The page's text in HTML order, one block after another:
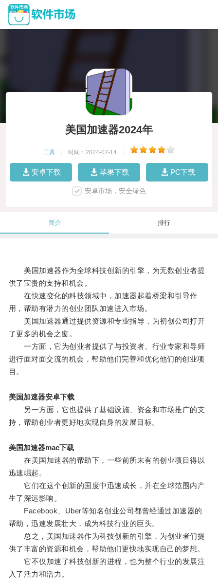
美国加速器2024年
工具 时间：2024-07-14
安卓下载 苹果下载 PC下载
安卓市场，安全绿色
简介 排行
美国加速器作为全球科技创新的引擎，为无数创业者提
供了宝贵的支持和机会。
在快速变化的科技领域中，加速器起着桥梁和引导作
用，帮助有潜力的创业团队加速进入市场。
美国加速器通过提供资源和专业指导，为初创公司打开
了更多的机会之窗。
一方面，它为创业者提供了与投资者、行业专家和导师
进行面对面交流的机会，帮助他们完善和优化他们的创业项
目。
美国加速器安卓下载
另一方面，它也提供了基础设施、资金和市场推广的支
持，帮助创业者更好地实现自身的发展目标。
美国加速器mac下载
在美国加速器的帮助下，一些前所未有的创业项目得以
迅速崛起。
它们在这个创新的国度中迅速成长，并在全球范围内产
生了深远影响。
Facebook、Uber等知名创业公司都曾经通过加速器的
帮助，迅速发展壮大，成为科技行业的巨头。
总之，美国加速器作为科技创新的引擎，为创业者们提
供了丰富的资源和机会，帮助他们更快地实现自己的梦想。
它不仅加速了科技创新的进程，也为整个行业的发展注
入了活力和活力。